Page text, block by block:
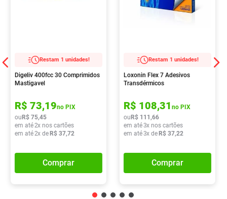
Restam 1 unidades!
Digeliv 400fcc 30 Comprimidos
Mastigavel
R$ 73,19no PIX
ou R$ 75,45
em até2x nos cartões
em até2x de R$ 37,72
Comprar
Restam 1 unidades!
Loxonin Flex 7 Adesivos
Transdérmicos
R$ 108,31 no PIX
ou R$ 111 ,66
em até3x nos cartões
em até3x de R$ 37,22
Comprar